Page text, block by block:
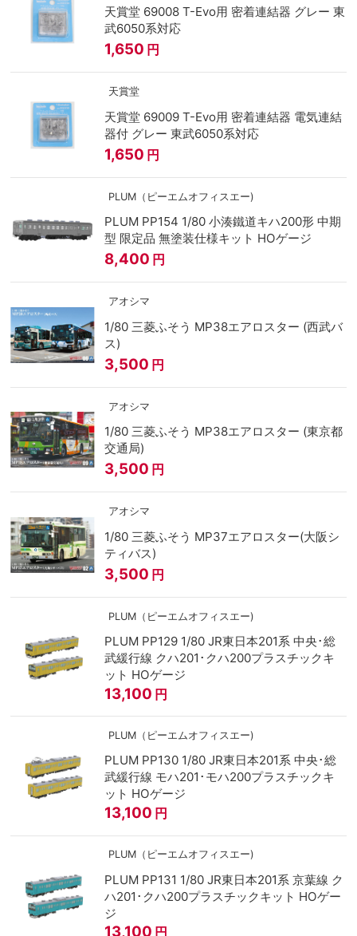
天賞堂 69008 T-Evo用 密着連結器 グレー 東
武6050系対応
1,650 円
天賞堂
天賞堂 69009 T-Evo用 密着連結器 電気連結
器付 グレー 東武6050系対応
1,650 円
PLUM（ピーエムオフィスエー)
PLUM PP154 1/80 小湊鐵道キハ200形 中期
型 限定品 無塗装仕様キット HOゲージ
8,400 円
アオシマ
1/80 三菱ふそう MP38エアロスター (西武バ
ス)
3,500 円
アオシマ
1/80 三菱ふそう MP38エアロスター (東京都
交通局)
3,500 円
アオシマ
1/80 三菱ふそう MP37エアロスター(大阪シ
ティバス)
3,500 円
PLUM（ピーエムオフィスエー)
PLUM PP129 1/80 JR東日本201系 中央･総
武緩行線 クハ201･クハ200プラスチックキ
ット HOゲージ
13,100 円
PLUM（ピーエムオフィスエー)
PLUM PP130 1/80 JR東日本201系 中央･総
武緩行線 モハ201･モハ200プラスチックキ
ット HOゲージ
13,100 円
PLUM（ピーエムオフィスエー)
PLUM PP131 1/80 JR東日本201系 京葉線 ク
ハ201･クハ200プラスチックキット HOゲー
ジ
13,100 円